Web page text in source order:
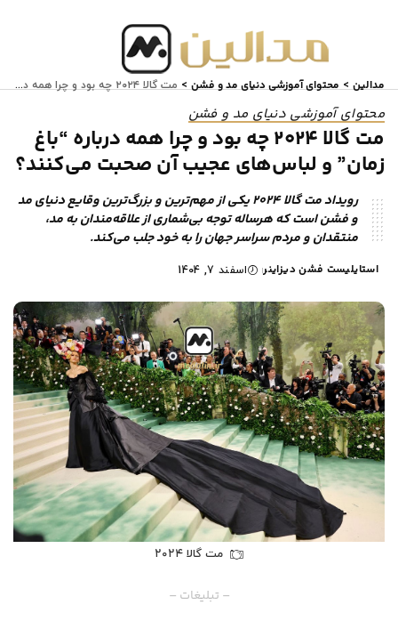
مدالین > محتوای آموزشی دنیای مد و فشن > مت گالا ۲۰۲۴ چه بود و چرا همه درباره “باغ زمان” و لباس‌های عجیب آن صحبت می‌کنند؟
محتوای آموزشی دنیای مد و فشن
مت گالا ۲۰۲۴ چه بود و چرا همه درباره “باغ
زمان” و لباس‌های عجیب آن صحبت می‌کنند؟
رویداد مت گالا ۲۰۲۴ یکی از مهم‌ترین و بزرگ‌ترین وقایع دنیای مد
و فشن است که هرساله توجه بی‌شماری از علاقه‌مندان به مد،
منتقدان و مردم سراسر جهان را به خود جلب می‌کند.
استایلیست فشن دیزاینر اسفند 7, 1404
مت گالا ۲۰۲۴
– تبلیغات –